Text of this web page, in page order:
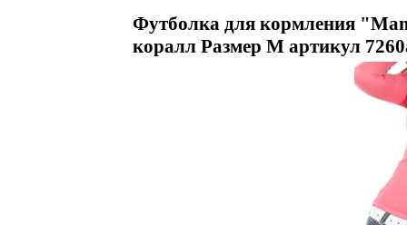
Футболка для кормления
коралл Размер M артикул